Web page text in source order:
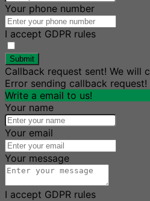
Your phone number
I accept GDPR rules
Submit
Callback request sent! We will
Error sending callback request!
Write a email to us!
Your name
Your email
Your message
I accept GDPR rules